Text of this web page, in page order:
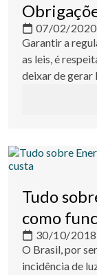
07/02/2020
Garantir a
as leis, é
deixar de gerar
Tudo
como
30/10/2018
O Brasil, por
incidência de